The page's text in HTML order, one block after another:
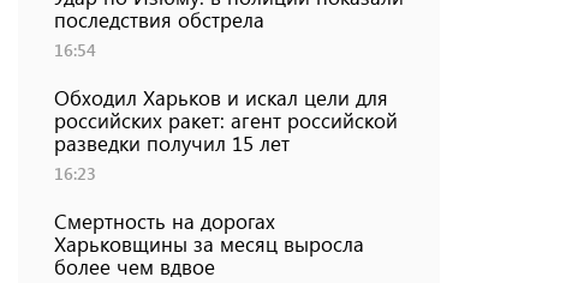
последствия обстрела
16:54
Обходил Харьков и искал цели для
российских ракет: агент российской
разведки получил 15 лет
16:23
Смертность на дорогах
Харьковщины за месяц выросла
более чем вдвое